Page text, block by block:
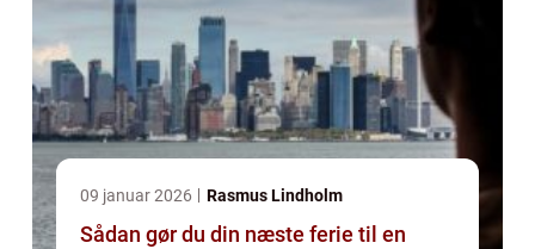
09 januar 2026 Rasmus Lindholm
Sådan gør du din næste ferie til en